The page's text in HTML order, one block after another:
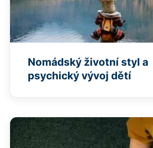
Nomádský životní styl a
psychický vývoj dětí